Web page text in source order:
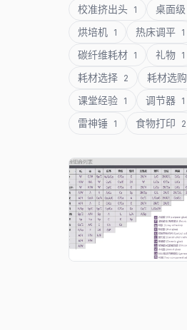
校准挤出头 1 桌面级
烘培机 1 热床调平 1
碳纤维耗材 1 礼物 1
耗材选择 2 耗材选购
课堂经验 1 调节器 1
雷神锤 1 食物打印 2